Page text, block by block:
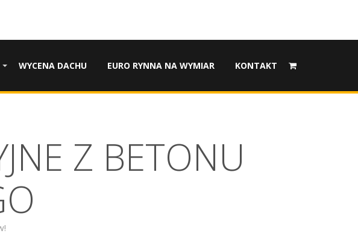
WYCENA DACHU EURO RYNNA NA WYMIAR KONTAKT
Z BETONU